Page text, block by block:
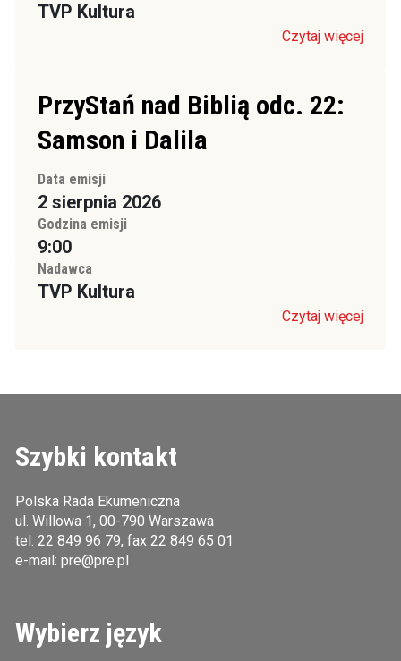
TVP Kultura
Czytaj więcej
PrzyStań nad Biblią odc. 22:
Samson i Dalila
Data emisji
2 sierpnia 2026
Godzina emisji
9:00
Nadawca
TVP Kultura
Czytaj więcej
Szybki kontakt
Polska Rada Ekumeniczna
ul. Willowa 1, 00-790 Warszawa
tel. 22 849 96 79, fax 22 849 65 01
e-mail: pre@pre.pl
Wybierz język